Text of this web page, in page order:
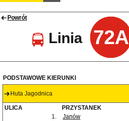
Powrót
Linia 72A
PODSTAWOWE KIERUNKI
Huta Jagodnica
ULICA PRZYSTANEK
1.
Janów